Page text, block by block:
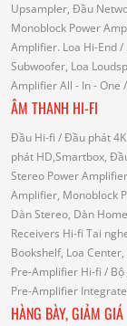
Upsampler, Đầu
Monoblock Power
Amplifier. Loa Hi-End/
Subwoofer, Loa
AmplifierAll - In - One
ÂM THANH HI-FI
Đầu Hi-fi / Đầu phát
phát HD,Smartbox,
Stereo Power
Amplifier, Monoblock
Dàn Stereo, Dàn
Receivers Hi-fi Tai
Bookshelf, Loa
Pre-Amplifier Hi-fi / Bộ
Pre-Amplifier
HÀNG BÀY, GIẢM GIÁ